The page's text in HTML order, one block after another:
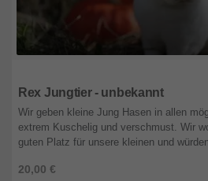
Rex Jungtier - unbekannt
20,00 €
Wir geben kleine Jung Hasen in allen
extrem Kuschelig und verschmust. Wir
guten Platz für unsere kleinen und